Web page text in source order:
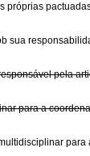
sua
pela
para a